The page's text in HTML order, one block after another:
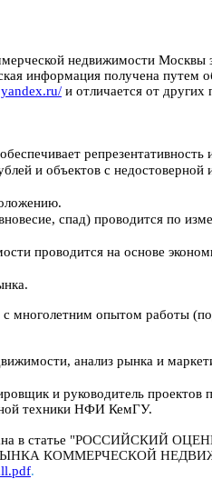
недвижимости Москвы
информация получена путем
и отличается от
и объектов с
спад) проводится по
проводится на основе
с многолетним опытом работы
анализ рынка и
и руководитель проектов
техники НФИ КемГУ.
в статье "РОССИЙСКИЙ
РЫНКА КОММЕРЧЕСКОЙ
.